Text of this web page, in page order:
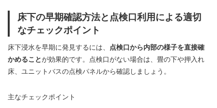
床下の早期確認方法と点検口利用による適切
なチェックポイント
床下浸水を早期に発見するには、
点検口から内部の様子を直接確
かめることが効果的です。点検口がない場合は、畳の下や押入れ
床、ユニットバスの点検パネルから確認しましょう。
主なチェックポイント